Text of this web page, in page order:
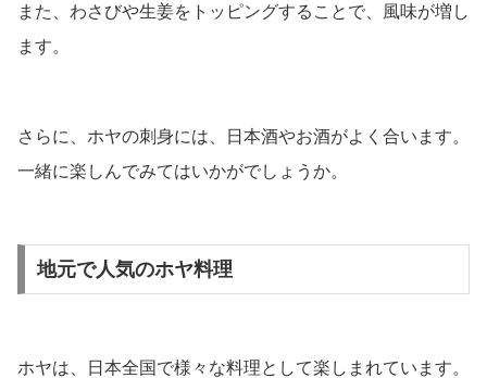
また、わさびや生姜をトッピングすることで、風味が増し
ます。
さらに、ホヤの刺身には、日本酒やお酒がよく合います。
一緒に楽しんでみてはいかがでしょうか。
地元で人気のホヤ料理
ホヤは、日本全国で様々な料理として楽しまれています。